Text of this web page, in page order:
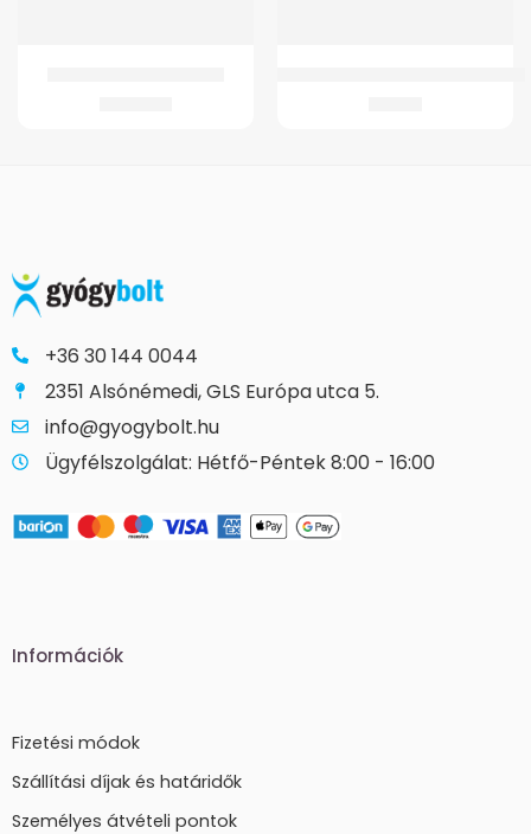
+36 30 144 0044
2351 Alsónémedi, GLS Európa utca 5.
info@gyogybolt.hu
Ügyfélszolgálat: Hétfő-Péntek 8:00 - 16:00
Információk
Fizetési módok
Szállítási díjak és határidők
Személyes átvételi pontok